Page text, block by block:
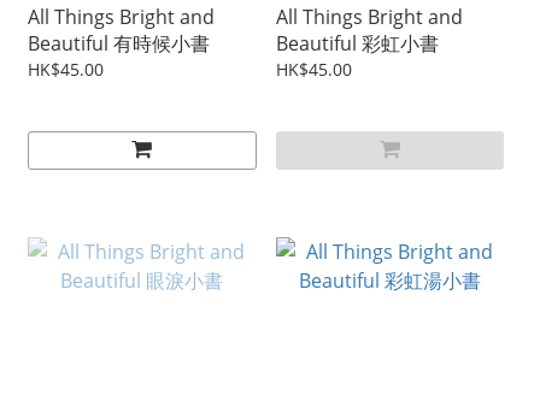
All Things Bright and
Beautiful 有時候小書
HK$45.00
All Things Bright and
Beautiful 彩虹小書
HK$45.00